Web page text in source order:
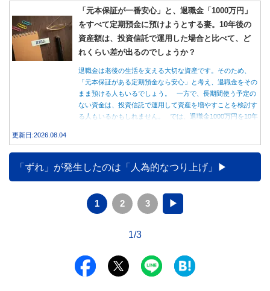
「元本保証が一番安心」と、退職金「1000万円」
をすべて定期預金に預けようとする妻。10年後の
資産額は、投資信託で運用した場合と比べて、ど
れくらい差が出るのでしょうか？
退職金は老後の生活を支える大切な資産です。そのため、
「元本保証がある定期預金なら安心」と考え、退職金をその
まま預ける人もいるでしょう。 一方で、長期間使う予定の
ない資金は、投資信託で運用して資産を増やすことを検討す
る人もいるかもしれません。 では、退職金1000万円を10年
レーションします。
更新日:2026.08.04
「ずれ」が発生したのは「人為的なつり上げ」
1 2 3 ▶
1/3